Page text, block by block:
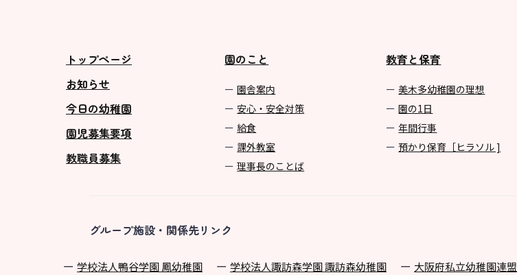
トップページ
お知らせ
今日の幼稚園
園児募集要項
教職員募集
園のこと
園舎案内
安心・安全対策
給食
課外教室
理事長のことば
教育と保育
美⽊多幼稚園の理想
園の1⽇
年間⾏事
預かり保育［ヒラソル ]
グループ施設・関係先リンク
学校法⼈鴨⾕学園 鳳幼稚園 学校法⼈諏訪森学園 諏訪森幼稚園 ⼤阪府私⽴幼稚園連盟